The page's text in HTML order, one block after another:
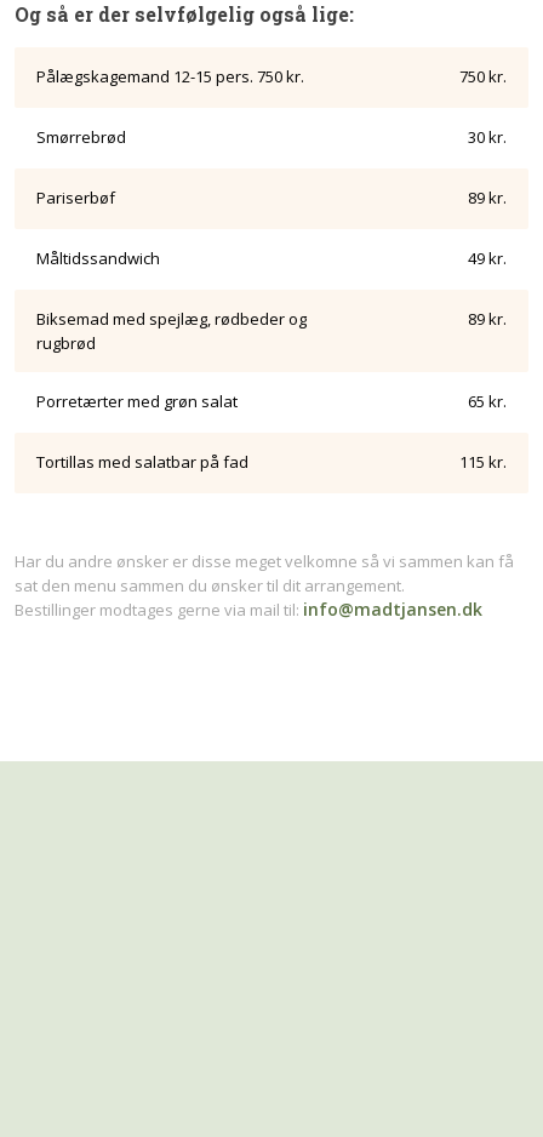
Og så er der selvfølgelig også lige:
Pålægskagemand 12-15 pers. 750 kr. 750 kr.
Smørrebrød 30 kr.
Pariserbøf 89 kr.
Måltidssandwich 49 kr.
Biksemad med spejlæg, rødbeder og
rugbrød
89 kr.
Porretærter med grøn salat 65 kr.
Tortillas med salatbar på fad 115 kr.
​Har du andre ønsker er disse meget velkomne så vi sammen kan få
sat den menu sammen du ønsker til dit arrangement.
​Bestillinger modtages gerne via mail til: info@madtjansen.dk